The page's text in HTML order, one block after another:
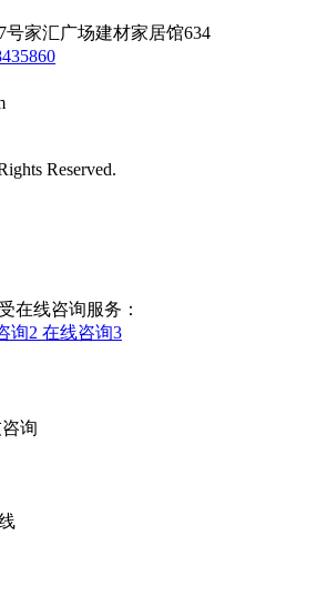
家汇广场建材家居馆634
Reserved.
在线咨询服务：
询2 在线咨询3
询